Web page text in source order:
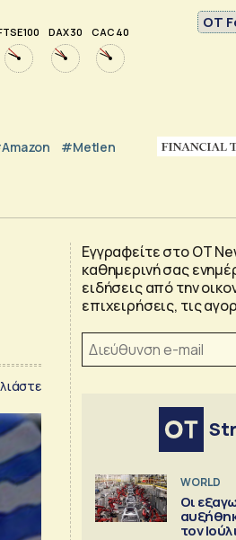
100 DAX 30 CAC 40
OT
#Metlen
Εγγραφείτε στο OT
καθημερινή σας
ειδήσεις από την
επιχειρήσεις, τις
WORLD
Οι
τον